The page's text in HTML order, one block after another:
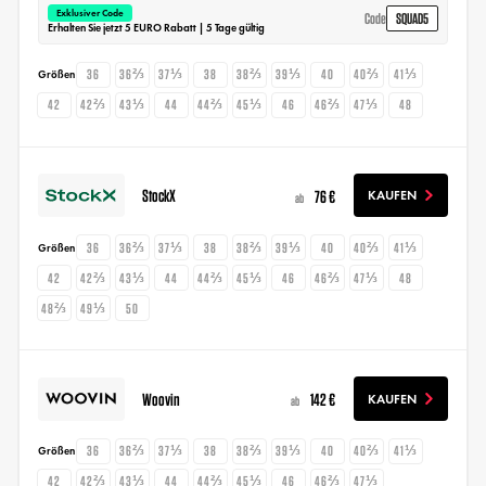
Exklusiver Code
Erhalten Sie jetzt 5 EURO Rabatt | 5 Tage gültig
Code SQUAD5
Größen 36 36⅔ 37⅓ 38 38⅔ 39⅓ 40 40⅔
41⅓
42
42⅔ 43⅓ 44 44⅔ 45⅓ 46 46⅔ 47⅓ 48
StockX ab 76 € KAUFEN
Größen 36 36⅔ 37⅓ 38 38⅔ 39⅓ 40 40⅔
41⅓
42
42⅔ 43⅓ 44 44⅔ 45⅓ 46 46⅔ 47⅓
48
48⅔
49⅓ 50
Woovin ab 142 € KAUFEN
Größen 36 36⅔ 37⅓ 38 38⅔ 39⅓ 40 40⅔
41⅓
42
42⅔ 43⅓ 44 44⅔ 45⅓ 46 46⅔ 47⅓